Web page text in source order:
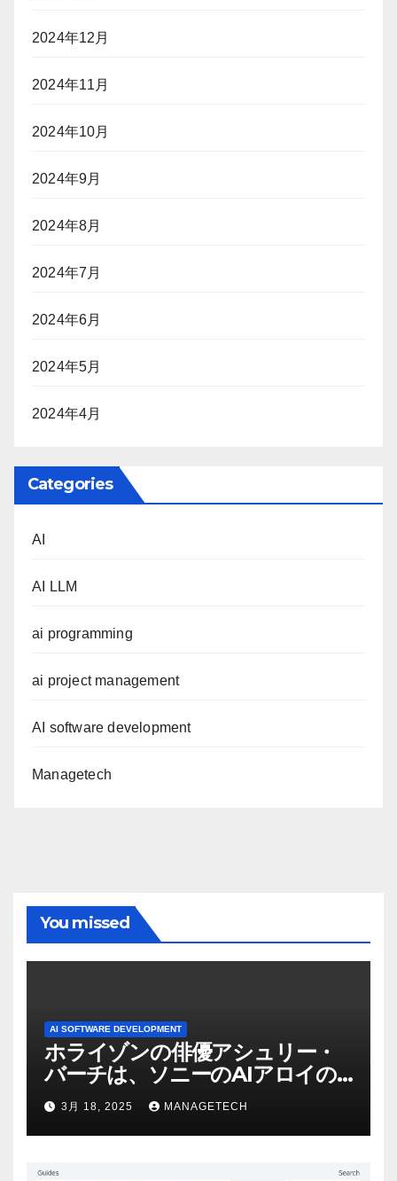
2024年12月
2024年11月
2024年10月
2024年9月
2024年8月
2024年7月
2024年6月
2024年5月
2024年4月
Categories
AI
AI LLM
ai programming
ai project management
AI software development
Managetech
You missed
AI SOFTWARE DEVELOPMENT
ホライゾンの俳優アシュリー・
バーチは、ソニーのAIアロイの
ビデオを見て「ゲームパフォー
マンスという芸術形式に不安を
感じた」と語る – IGN
3月 18, 2025 MANAGETECH